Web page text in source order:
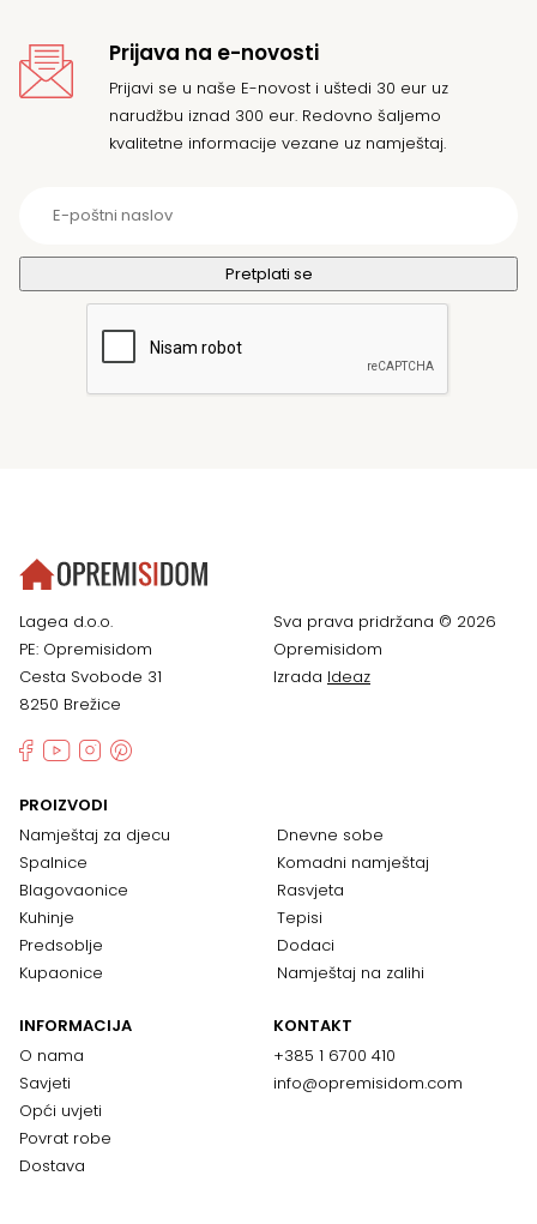
Prijava na e-novosti
Prijavi se u naše E-novost i uštedi 30 eur uz
narudžbu iznad 300 eur. Redovno šaljemo
kvalitetne informacije vezane uz namještaj.
Lagea d.o.o.
PE: Opremisidom
Cesta Svobode 31
8250 Brežice
Sva prava pridržana © 2026
Opremisidom
Izrada Ideaz
PROIZVODI
Namještaj za djecu
Spalnice
Blagovaonice
Kuhinje
Predsoblje
Kupaonice
Dnevne sobe
Komadni namještaj
Rasvjeta
Tepisi
Dodaci
Namještaj na zalihi
INFORMACIJA
O nama
Savjeti
Opći uvjeti
Povrat robe
Dostava
KONTAKT
+385 1 6700 410
info@opremisidom.com